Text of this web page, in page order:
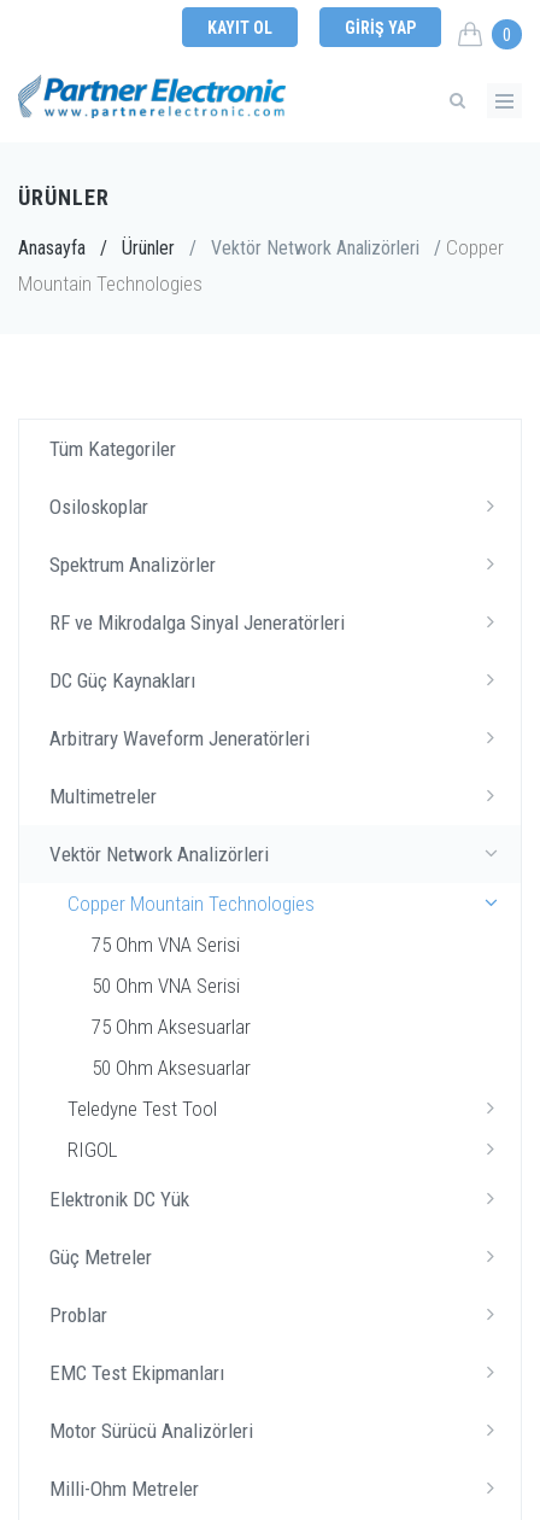
KAYIT OL GIRIŞ YAP 0
ÜRÜNLER
Anasayfa / Ürünler / Vektör Network Analizörleri / Copper
Mountain Technologies
Tüm Kategoriler
Osiloskoplar
Spektrum Analizörler
RF ve Mikrodalga Sinyal Jeneratörleri
DC Güç Kaynakları
Arbitrary Waveform Jeneratörleri
Multimetreler
Vektör Network Analizörleri
Copper Mountain Technologies
75 Ohm VNA Serisi
50 Ohm VNA Serisi
75 Ohm Aksesuarlar
50 Ohm Aksesuarlar
Teledyne Test Tool
RIGOL
Elektronik DC Yük
Güç Metreler
Problar
EMC Test Ekipmanları
Motor Sürücü Analizörleri
Milli-Ohm Metreler